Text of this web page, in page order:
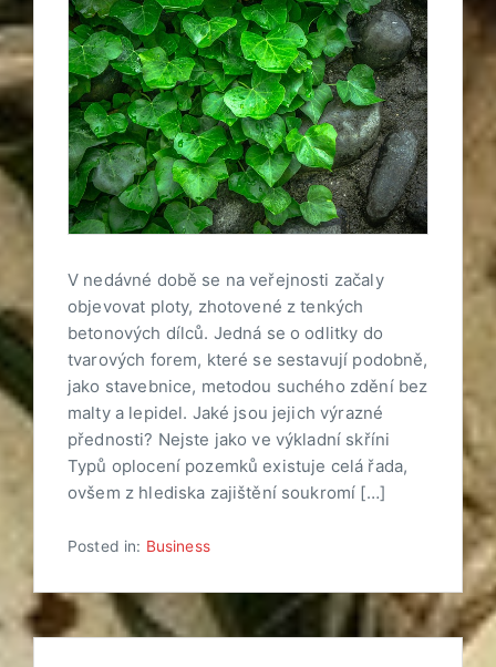
V nedávné době se na veřejnosti začaly
objevovat ploty, zhotovené z tenkých
betonových dílců. Jedná se o odlitky do
tvarových forem, které se sestavují podobně,
jako stavebnice, metodou suchého zdění bez
malty a lepidel. Jaké jsou jejich výrazné
přednosti? Nejste jako ve výkladní skříni
Typů oplocení pozemků existuje celá řada,
ovšem z hlediska zajištění soukromí […]
Posted in: Business